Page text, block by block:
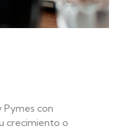
con
crecimiento o